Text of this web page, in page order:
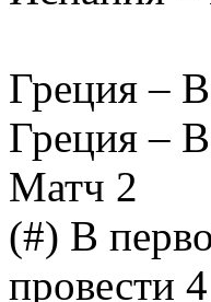
Греция –
Греция –
Матч 2
(#) В
провести